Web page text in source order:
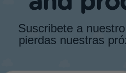
Suscribete a
pierdas nuestras